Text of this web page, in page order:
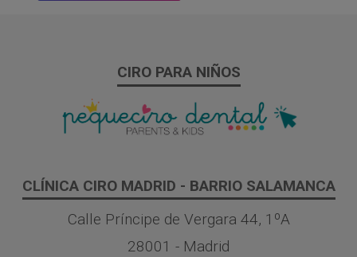
CIRO PARA NIÑOS
CLÍNICA CIRO MADRID - BARRIO SALAMANCA
Calle Príncipe de Vergara 44, 1ºA
28001 - Madrid